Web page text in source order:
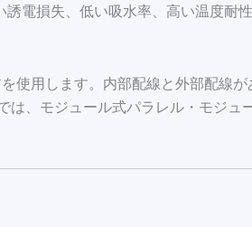
電損失、低い吸水率、高い温度耐
使用します。内部配線と外部配線が
は、モジュール式パラレル・モジュ